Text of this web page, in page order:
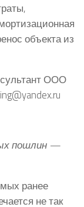
объекта из
ООО
пошлин —
ранее
не так